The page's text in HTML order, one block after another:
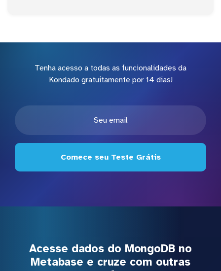
Tenha acesso a todas as funcionalidades da
Kondado gratuitamente por 14 dias!
Comece seu Teste Grátis
Acesse dados do MongoDB no
Metabase e cruze com outras